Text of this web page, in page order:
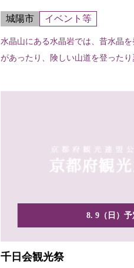
城陽市 イベント等
水晶山にある水晶岩では、昔水晶
があったり、険しい山道を登った
8. 9（日）予
千日会観光祭